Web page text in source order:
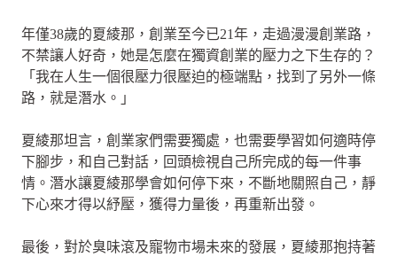
年僅38歲的夏綾那，創業至今已21年，走過漫漫創業路，
不禁讓人好奇，她是怎麼在獨資創業的壓力之下生存的？
「我在人生一個很壓力很壓迫的極端點，找到了另外一條
路，就是潛水。」
夏綾那坦言，創業家們需要獨處，也需要學習如何適時停
下腳步，和自己對話，回頭檢視自己所完成的每一件事
情。潛水讓夏綾那學會如何停下來，不斷地關照自己，靜
下心來才得以紓壓，獲得力量後，再重新出發。
最後，對於臭味滾及寵物市場未來的發展，夏綾那抱持著